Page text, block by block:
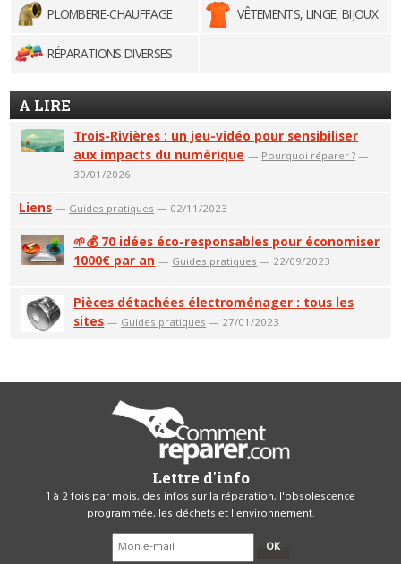
PLOMBERIE-CHAUFFAGE VÊTEMENTS, LINGE, BIJOUX
RÉPARATIONS DIVERSES
A LIRE
Trois-Rivières : un jeu-vidéo pour sensibiliser
aux impacts du numérique — Pourquoi réparer ? —
30/01/2026
Liens — Guides pratiques — 02/11/2023
🌱💰 70 idées éco-responsables pour économiser
1000€ par an — Guides pratiques — 22/09/2023
Pièces détachées électroménager : tous les
sites — Guides pratiques — 27/01/2023
Lettre d'info
1 à 2 fois par mois, des infos sur la réparation, l'obsolescence
programmée, les déchets et l'environnement.
OK